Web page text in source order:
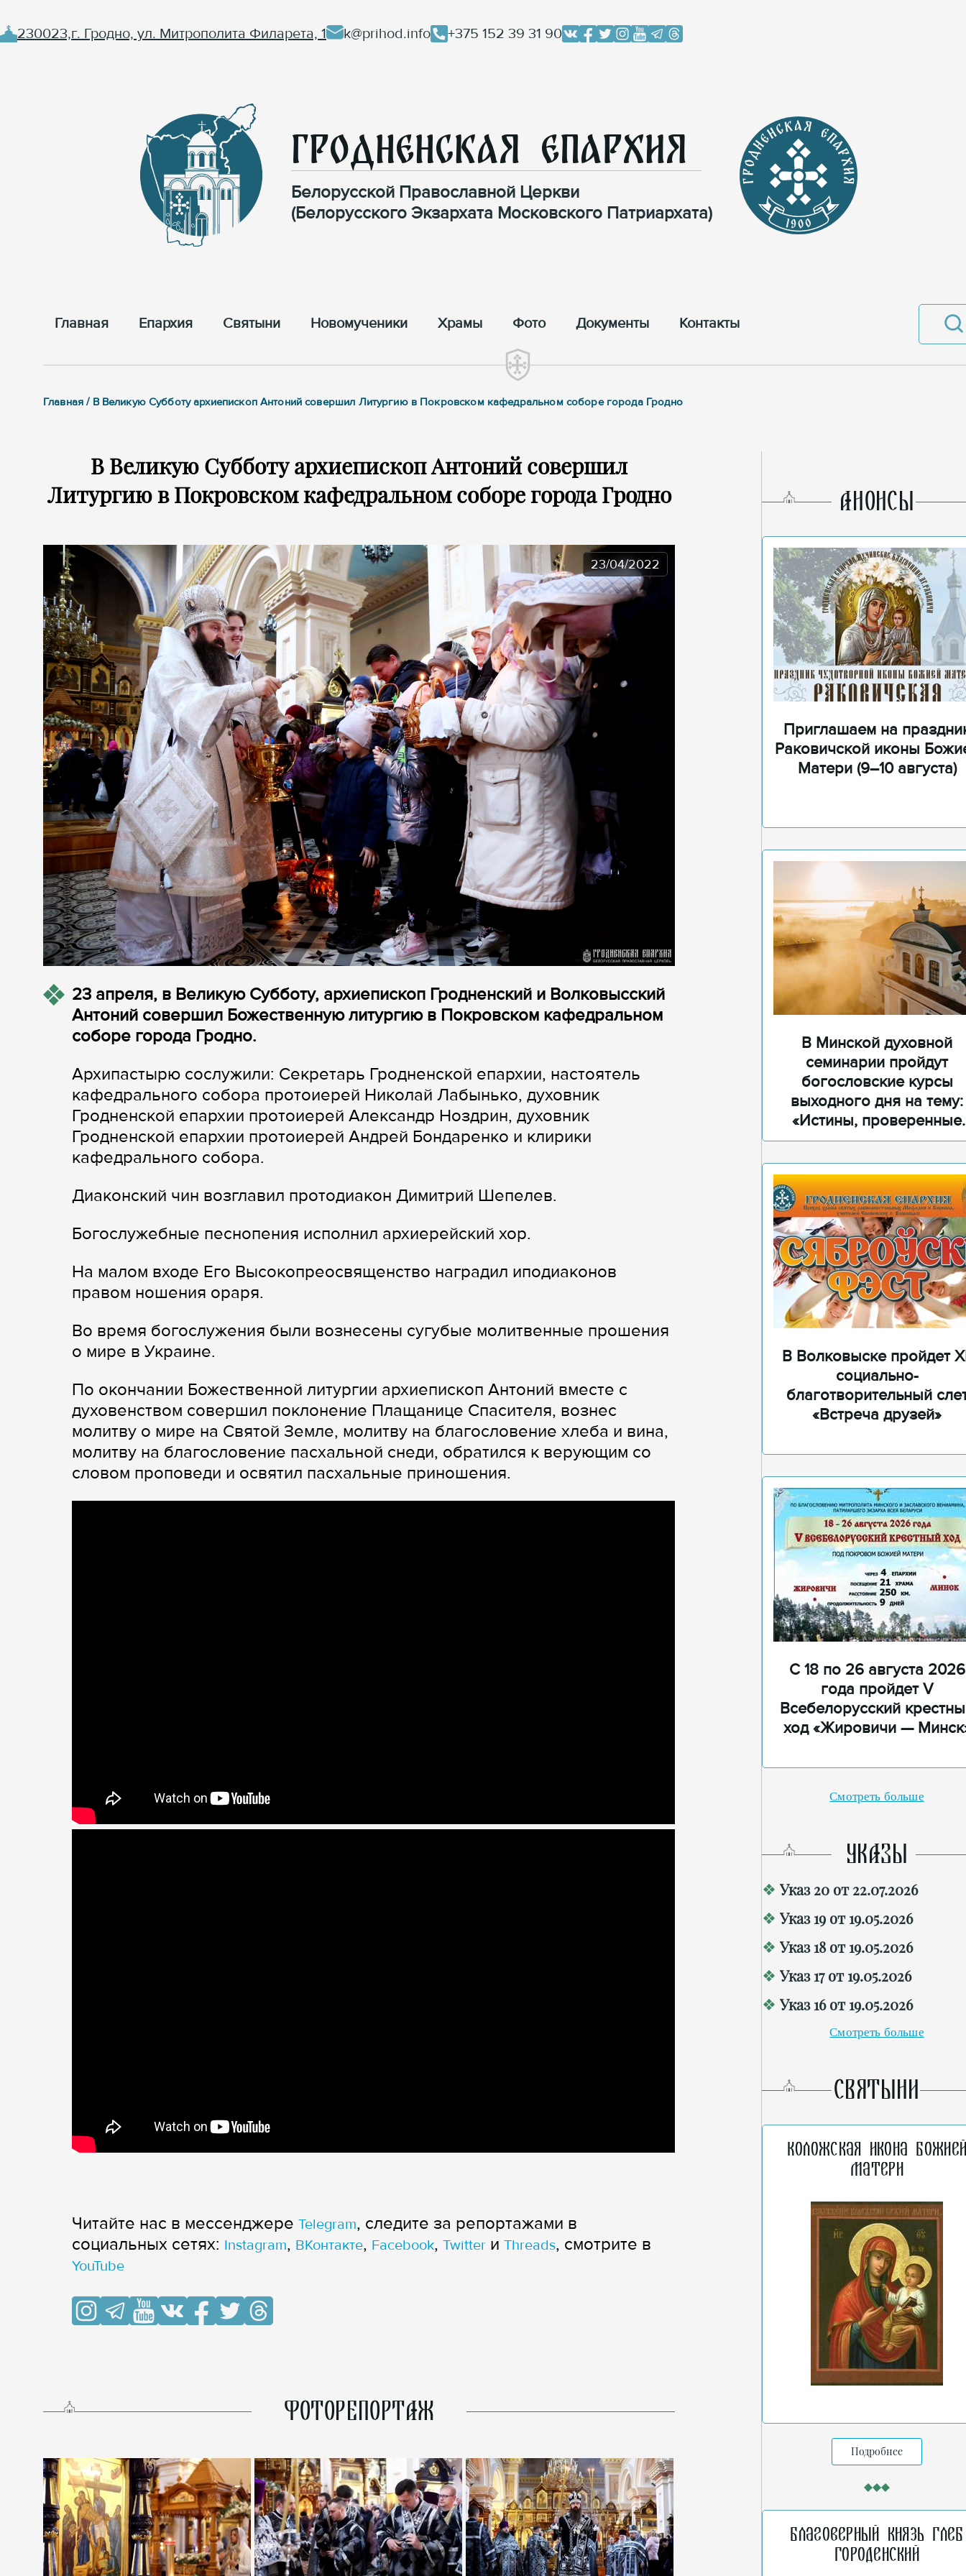
230023,г. Гродно, ул. Митрополита Филарета, 1 k@prihod.info +375 152 39 31 90
Гродненская Епархия
Белорусской Православной Церкви
(Белорусского Экзархата Московского Патриархата)
Главная Епархия Cвятыни Новомученики Храмы Фото Документы Контакты
Главная / В Великую Субботу архиепископ Антоний совершил Литургию в Покровском кафедральном соборе города Гродно
В Великую Субботу архиепископ Антоний совершил
Литургию в Покровском кафедральном соборе города Гродно
23/04/2022
23 апреля, в Великую Субботу, архиепископ Гродненский и Волковысский
Антоний совершил Божественную литургию в Покровском кафедральном
соборе города Гродно.
Архипастырю сослужили: Секретарь Гродненской епархии, настоятель
кафедрального собора протоиерей Николай Лабынько, духовник
Гродненской епархии протоиерей Александр Ноздрин, духовник
Гродненской епархии протоиерей Андрей Бондаренко и клирики
кафедрального собора.
Диаконский чин возглавил протодиакон Димитрий Шепелев.
Богослужебные песнопения исполнил архиерейский хор.
На малом входе Его Высокопреосвященство наградил иподиаконов
правом ношения ораря.
Во время богослужения были вознесены сугубые молитвенные прошения
о мире в Украине.
По окончании Божественной литургии архиепископ Антоний вместе с
духовенством совершил поклонение Плащанице Спасителя, вознес
молитву о мире на Святой Земле, молитву на благословение хлеба и вина,
молитву на благословение пасхальной снеди, обратился к верующим со
словом проповеди и освятил пасхальные приношения.
Читайте нас в мессенджере Telegram, следите за репортажами в
cоциальных сетях: Instagram, ВКонтакте, Facebook, Twitter и Threads, смотрите в
YouTube
ФОТОРЕПОРТАЖ
AНОНСЫ
Приглашаем на
Раковичской иконы
Матери (9–10 августа)
В Минской духовной
семинарии пройдут
богословские курсы
выходного дня на тему:
«Истины, проверенные
временем»
В Волковыске пройдет
социально-
благотворительный
«Встреча друзей»
С 18 по 26 августа 2026
года пройдет V
Всебелорусский
ход «Жировичи —
Смотреть больше
УКАЗЫ
Указ 20 от 22.07.2026
Указ 19 от 19.05.2026
Указ 18 от 19.05.2026
Указ 17 от 19.05.2026
Указ 16 от 19.05.2026
Смотреть больше
СВЯТЫНИ
Коложская икона
Матери
Подробнее
Благоверный князь Глеб
Городенский